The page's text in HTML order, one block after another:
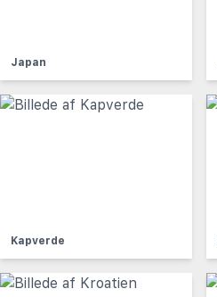
Japan
Kapverde